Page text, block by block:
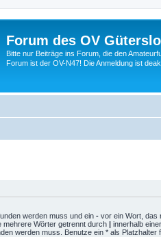
Forum des OV
Bitte nur Beiträge ins Forum, die den
Forum ist der OV-N47! Die Anmeldung ist
werden muss und ein - vor ein Wort, das
mehrere Wörter getrennt durch | innerhalb
werden muss. Benutze ein * als Platzhalter